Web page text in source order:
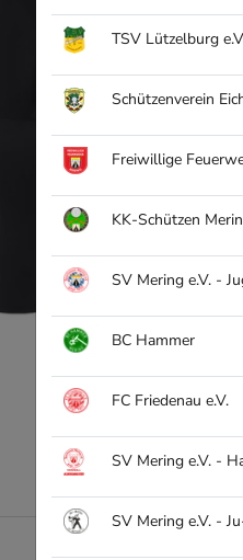
TSV Lützelburg
Schützenverein
Freiwillige
KK-Schützen
SV Mering e.V. -
BC Hammer
FC Friedenau e.V.
SV Mering e.V. -
SV Mering e.V. -